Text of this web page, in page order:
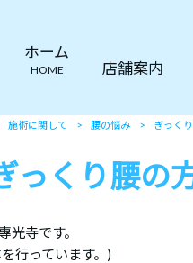
ホーム
HOME 店舗案内
施術に関して > 腰の悩み > ぎっく
っくり腰の
寺です。
行っています。)